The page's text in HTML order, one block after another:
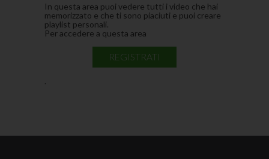
In questa area puoi vedere tutti i video che hai
memorizzato e che ti sono piaciuti e puoi creare
playlist personali.
Per accedere a questa area
REGISTRATI
.